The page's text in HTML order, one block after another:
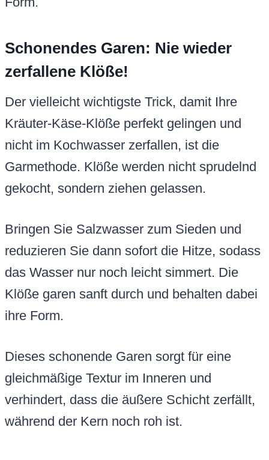
Schonendes Garen: Nie wieder
zerfallene Klöße!
Der vielleicht wichtigste Trick, damit Ihre
Kräuter-Käse-Klöße perfekt gelingen und
nicht im Kochwasser zerfallen, ist die
Garmethode. Klöße werden nicht sprudelnd
gekocht, sondern ziehen gelassen.
Bringen Sie Salzwasser zum Sieden und
reduzieren Sie dann sofort die Hitze, sodass
das Wasser nur noch leicht simmert. Die
Klöße garen sanft durch und behalten dabei
ihre Form.
Dieses schonende Garen sorgt für eine
gleichmäßige Textur im Inneren und
verhindert, dass die äußere Schicht zerfällt,
während der Kern noch roh ist.